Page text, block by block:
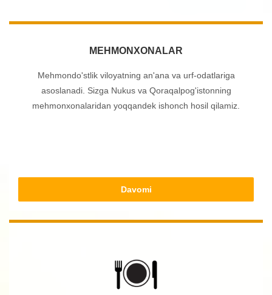
MEHMONXONALAR
Mehmondo'stlik viloyatning an'ana va urf-odatlariga
asoslanadi. Sizga Nukus va Qoraqalpog'istonning
mehmonxonalaridan yoqqandek ishonch hosil qilamiz.
Davomi